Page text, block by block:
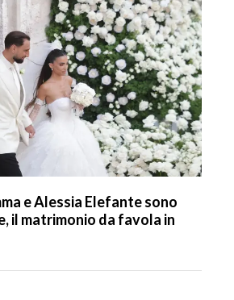
e Alessia Elefante sono
il matrimonio da favola in